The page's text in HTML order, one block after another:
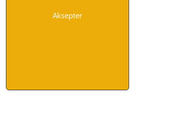
Aksepter
INFORMASJON